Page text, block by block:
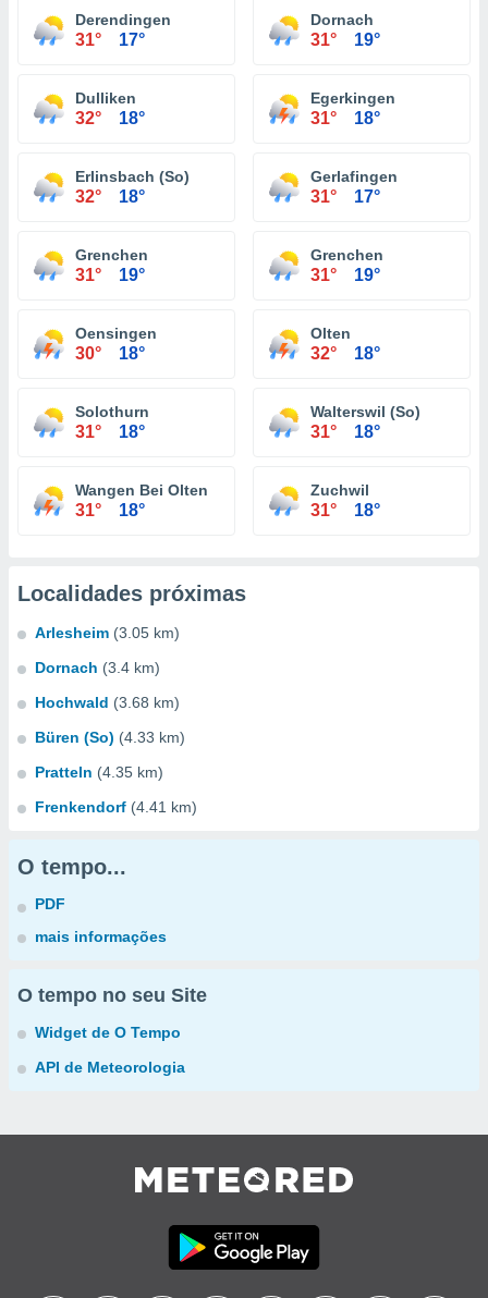
Derendingen
31° 17°
Dornach
31° 19°
Dulliken
32° 18°
Egerkingen
31° 18°
Erlinsbach (So)
32° 18°
Gerlafingen
31° 17°
Grenchen
31° 19°
Grenchen
31° 19°
Oensingen
30° 18°
Olten
32° 18°
Solothurn
31° 18°
Walterswil (So)
31° 18°
Wangen Bei Olten
31° 18°
Zuchwil
31° 18°
Localidades próximas
Arlesheim (3.05 km)
Dornach (3.4 km)
Hochwald (3.68 km)
Büren (So) (4.33 km)
Pratteln (4.35 km)
Frenkendorf (4.41 km)
O tempo...
PDF
mais informações
O tempo no seu Site
Widget de O Tempo
API de Meteorologia